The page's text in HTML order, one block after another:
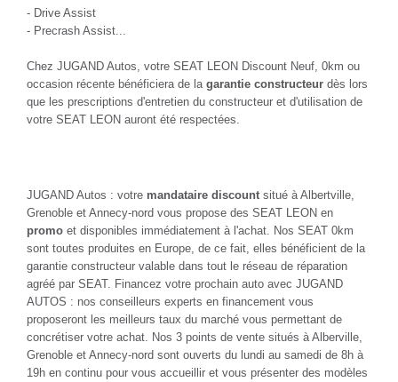
- Drive Assist
- Precrash Assist...
Chez JUGAND Autos, votre SEAT LEON Discount Neuf, 0km ou
occasion récente bénéficiera de la garantie constructeur dès lors
que les prescriptions d'entretien du constructeur et d'utilisation de
votre SEAT LEON auront été respectées.
JUGAND Autos : votre mandataire discount situé à Albertville,
Grenoble et Annecy-nord vous propose des SEAT LEON en
promo et disponibles immédiatement à l'achat. Nos SEAT 0km
sont toutes produites en Europe, de ce fait, elles bénéficient de la
garantie constructeur valable dans tout le réseau de réparation
agréé par SEAT. Financez votre prochain auto avec JUGAND
AUTOS : nos conseilleurs experts en financement vous
proposeront les meilleurs taux du marché vous permettant de
concrétiser votre achat. Nos 3 points de vente situés à Alberville,
Grenoble et Annecy-nord sont ouverts du lundi au samedi de 8h à
19h en continu pour vous accueillir et vous présenter des modèles